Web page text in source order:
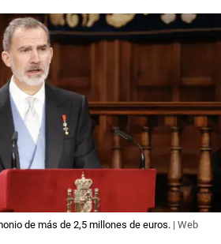
de más de 2,5 millones de euros. | Web